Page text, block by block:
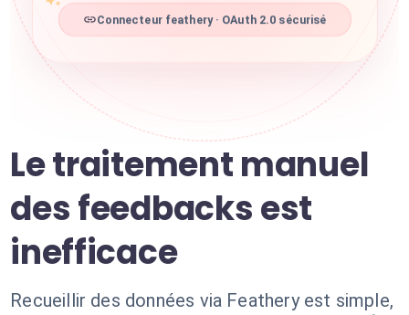
Connecteur feathery · OAuth 2.0 sécurisé
Le traitement manuel
des feedbacks est
inefficace
Recueillir des données via Feathery est simple,